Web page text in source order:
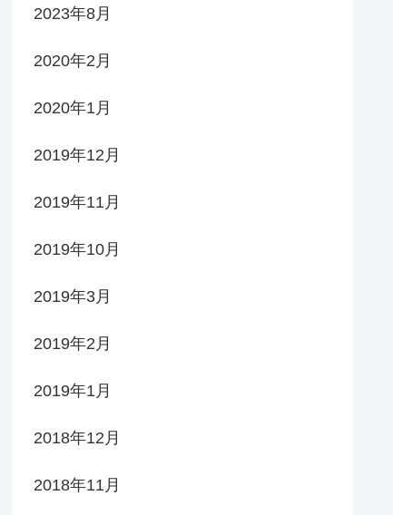
2023年8月
2020年2月
2020年1月
2019年12月
2019年11月
2019年10月
2019年3月
2019年2月
2019年1月
2018年12月
2018年11月